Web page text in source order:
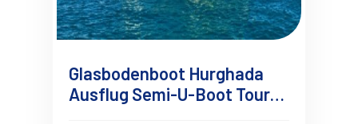
Glasbodenboot Hurghada
Ausflug Semi-U-Boot Tour